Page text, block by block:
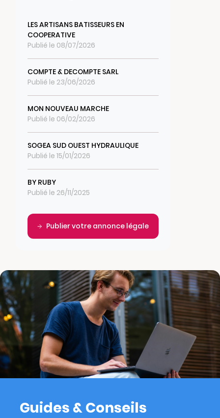
LES ARTISANS BATISSEURS EN
COOPERATIVE
Publié le 08/07/2026
COMPTE & DECOMPTE SARL
Publié le 23/06/2026
MON NOUVEAU MARCHE
Publié le 06/02/2026
SOGEA SUD OUEST HYDRAULIQUE
Publié le 15/01/2026
BY RUBY
Publié le 26/11/2025
Publier votre annonce légale
Guides & Conseils